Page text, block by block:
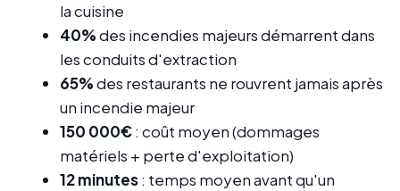
la cuisine
40%des incendies majeurs démarrent dans
les conduits d'extraction
65%des restaurants ne rouvrent jamais après
un incendie majeur
150 000€: coût moyen (dommages
matériels + perte d'exploitation)
12 minutes: temps moyen avant qu'un